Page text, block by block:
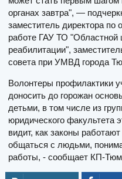
органах завтра", —
заместитель директора по
работе ГАУ ТО "Областной
реабилитации",
совета при УМВД города
Волонтеры профилактики
доносить до горожан
детьми, в том числе из
юридического факультета
видит, как законы
общаться с людьми,
работы, - сообщает КП-